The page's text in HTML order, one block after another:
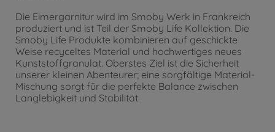
Die Eimergarnitur wird im Smoby Werk in Frankreich
produziert und ist Teil der Smoby Life Kollektion. Die
Smoby Life Produkte kombinieren auf geschickte
Weise recyceltes Material und hochwertiges neues
Kunststoffgranulat. Oberstes Ziel ist die Sicherheit
unserer kleinen Abenteurer; eine sorgfältige Material-
Mischung sorgt für die perfekte Balance zwischen
Langlebigkeit und Stabilität.